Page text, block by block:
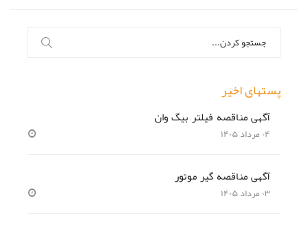
برای:
پستهای اخیر
آگهی مناقصه فیلتر بیگ وان
۰۴ مرداد ۱۴۰۵
آگهی مناقصه گیر موتور
۰۳ مرداد ۱۴۰۵